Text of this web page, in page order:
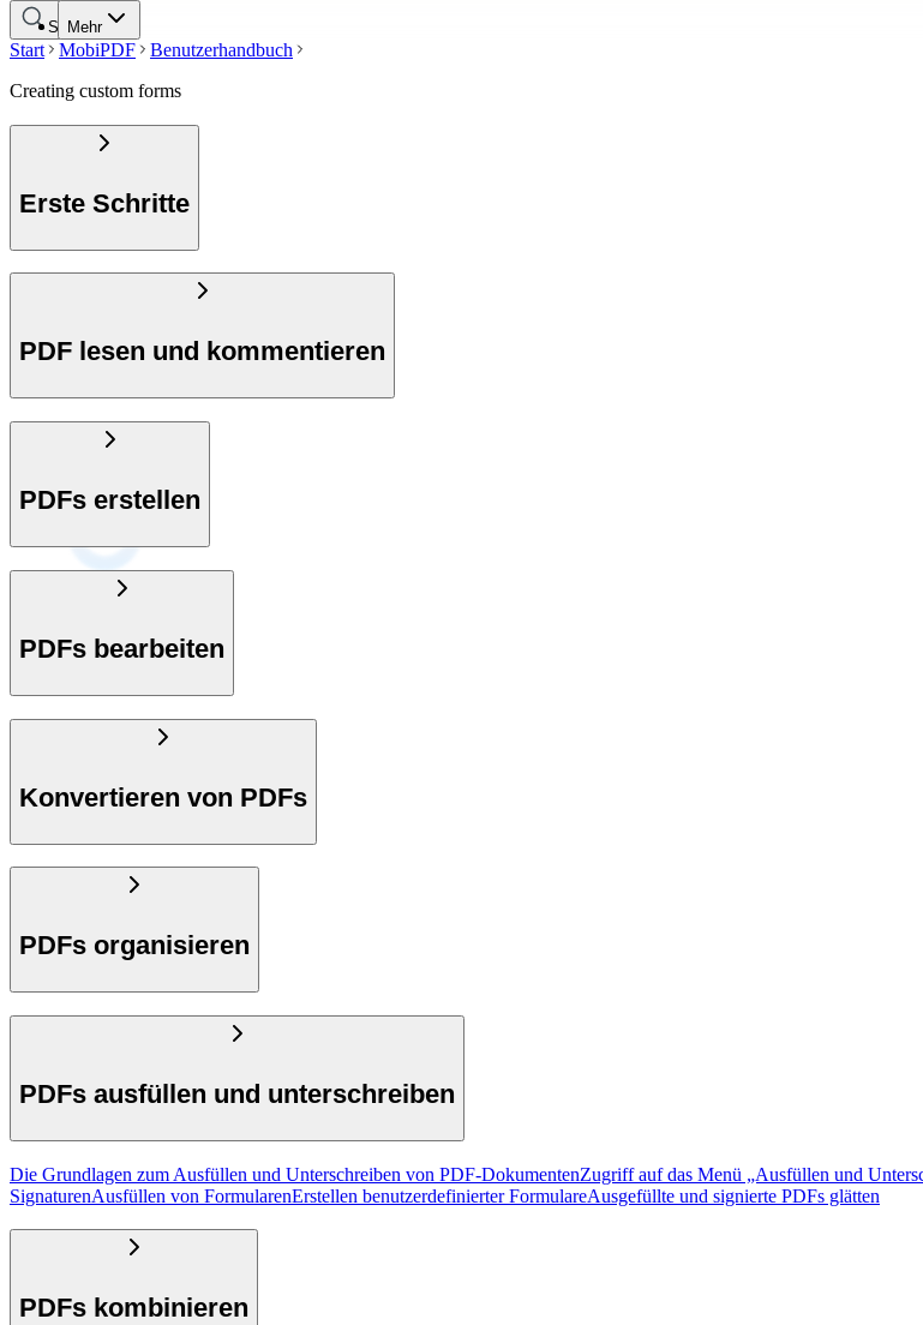
Mehr
Suche
Start MobiPDF
Benutzerhandbuch
Creating custom forms
Erste Schritte
PDF lesen und kommentieren
PDFs erstellen
PDFs bearbeiten
Konvertieren von PDFs
PDFs organisieren
PDFs ausfüllen und unterschreiben
Die Grundlagen zum Ausfüllen und Unterschreiben von PDF-DokumentenZugriff auf das Menü „Ausfüllen und
SignaturenAusfüllen von FormularenErstellen benutzerdefinierter FormulareAusgefüllte und signierte PDFs glätten
PDFs kombinieren